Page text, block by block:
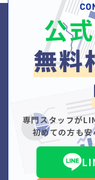
公
無料
専門スタッフが
初めての方も